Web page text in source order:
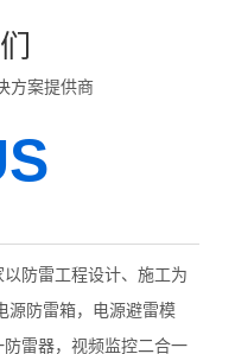
方案提供商
防雷工程设计、施工为
源防雷箱，电源避雷模
雷器，视频监控二合一